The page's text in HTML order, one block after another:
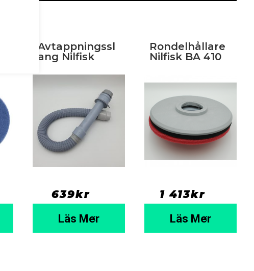
Avtappningssl
ang Nilfisk
639kr
Läs Mer
Rondelhållare
Nilfisk BA 410
1 413kr
Läs Mer